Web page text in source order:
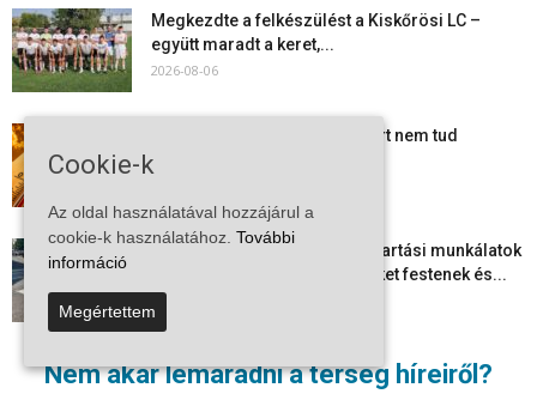
Nem akar lemaradni a térség híreiről?
Megkezdte a felkészülést a Kiskőrösi LC –
együtt maradt a keret,...
2026-08-06
Mi történik Európa felett? Ezért nem tud
szabadulni a kontinens a...
Folyamatosak a nyári karbantartási munkálatok
Kiskőrösön – útburkolati jeleket festenek és...
2026-08-05
Több száz gyorshajtót és ittas sofőrt szűrtek ki
Bács-Kiskun útjain –...
Cookie-k
Az oldal használatával hozzájárul a
cookie-k használatához. További
információ
Megértettem